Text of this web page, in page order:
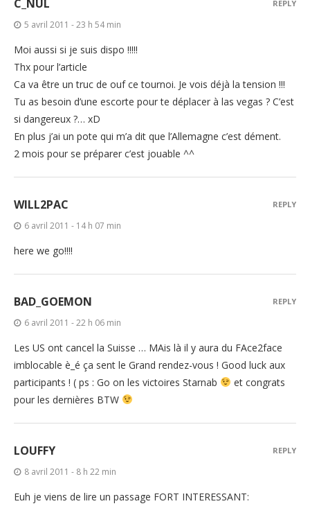
C_NUL
5 avril 2011 - 23 h 54 min
Moi aussi si je suis dispo !!!!!
Thx pour l’article
Ca va être un truc de ouf ce tournoi. Je vois déjà la tension !!!
Tu as besoin d’une escorte pour te déplacer à las vegas ? C’est
si dangereux ?… xD
En plus j’ai un pote qui m’a dit que l’Allemagne c’est dément.
2 mois pour se préparer c’est jouable ^^
REPLY
WILL2PAC
6 avril 2011 - 14 h 07 min
here we go!!!!
REPLY
BAD_GOEMON
6 avril 2011 - 22 h 06 min
Les US ont cancel la Suisse … MAis là il y aura du FAce2face
imblocable è_é ça sent le Grand rendez-vous ! Good luck aux
participants ! ( ps : Go on les victoires Starnab
et congrats
pour les dernières BTW
REPLY
LOUFFY
8 avril 2011 - 8 h 22 min
Euh je viens de lire un passage FORT INTERESSANT:
REPLY